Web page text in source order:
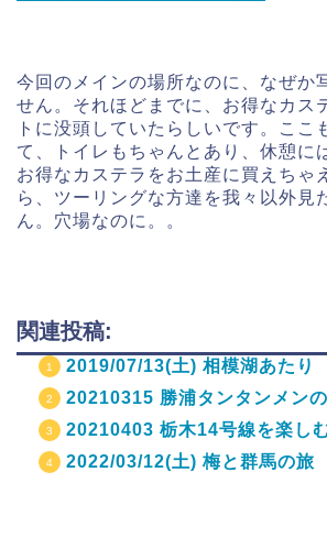
今回のメインの場所なのに、なぜか
せん。それほどまでに、お得なカス
トに没頭していたらしいです。ここ
て、トイレもちゃんとあり、休憩に
お得なカステラをお土産に買えちゃ
ら、ツーリングな方達を我々以外見
ん。穴場なのに。。
関連投稿:
2019/07/13(土) 相模湖あたり
20210315 勝浦タンタンメン
20210403 栃木14号線を楽し
2022/03/12(土) 梅と群馬の旅